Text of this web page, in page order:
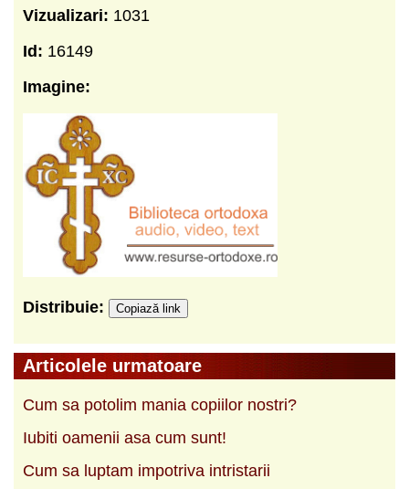
Vizualizari: 1031
Id: 16149
Imagine:
Distribuie: Copiază link
Articolele urmatoare
Cum sa potolim mania copiilor nostri?
Iubiti oamenii asa cum sunt!
Cum sa luptam impotriva intristarii